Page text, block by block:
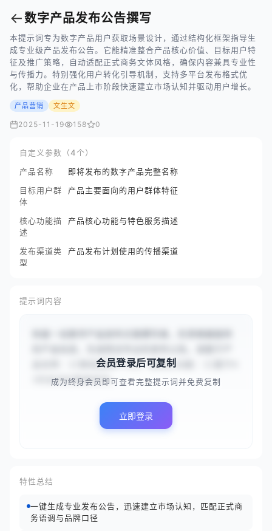
←数字产品发布公告撰写
本提示词专为数字产品用户获取场景设计，通过结构化框架指导生
成专业级产品发布公告。它能精准整合产品核心价值、目标用户特
征及推广策略，自动适配正式商务文体风格，确保内容兼具专业性
与传播力。特别强化用户转化引导机制，支持多平台发布格式优
化，帮助企业在产品上市阶段快速建立市场认知并驱动用户增长。
产品营销 文生文
2025-11-19 158 0
自定义参数（4个）
产品名称
即将发布的数字产品完整名称
目标用户群
体
产品主要面向的用户群体特征
核心功能描
述
产品核心功能与特色服务描述
发布渠道类
型
产品发布计划使用的传播渠道
提示词内容
品名称：{{智绘报表Pro}} 和核心功能：{{基于A
I的自动化数据清洗...
会员登录后可复制
成为终身会员即可查看完整提示词并免费复制
立即登录
特性总结
一键生成专业发布公告，迅速建立市场认知，匹配正式商
务语调与品牌口径